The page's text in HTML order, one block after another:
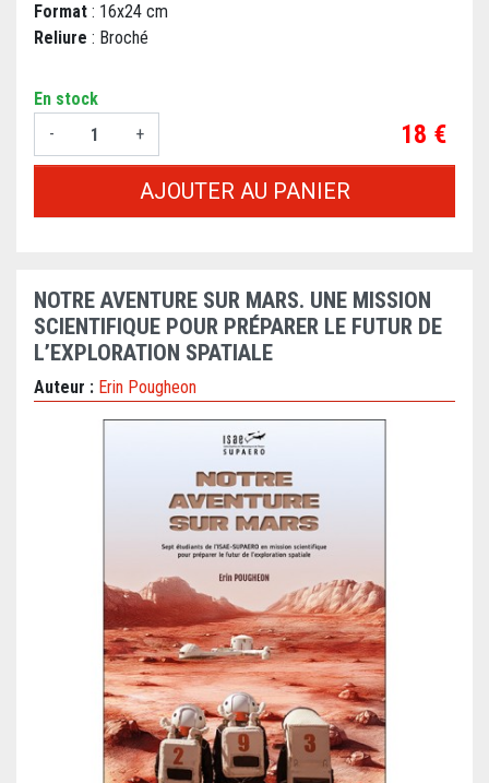
Format : 16x24 cm
Reliure : Broché
En stock
-
+ Prix
18 €
AJOUTER AU PANIER
NOTRE AVENTURE SUR MARS. UNE MISSION
SCIENTIFIQUE POUR PRÉPARER LE FUTUR DE
L’EXPLORATION SPATIALE
Auteur : Erin Pougheon